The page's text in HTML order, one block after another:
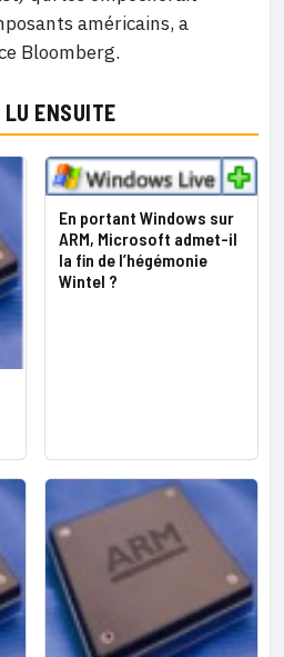
américains, a
Bloomberg.
ENSUITE
En portant Windows sur
ARM, Microsoft admet-il
la fin de l’hégémonie
Wintel ?